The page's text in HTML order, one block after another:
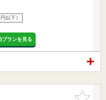
以下）
プランを見る
お気に入